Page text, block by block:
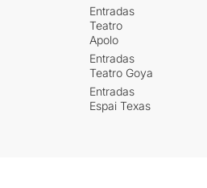
Entradas
Teatro
Apolo
Entradas
Teatro Goya
Entradas
Espai Texas